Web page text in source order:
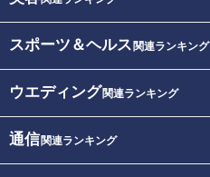
スポーツ＆ヘルス 関連ランキング
ウエディング関連ランキング
通信関連ランキング